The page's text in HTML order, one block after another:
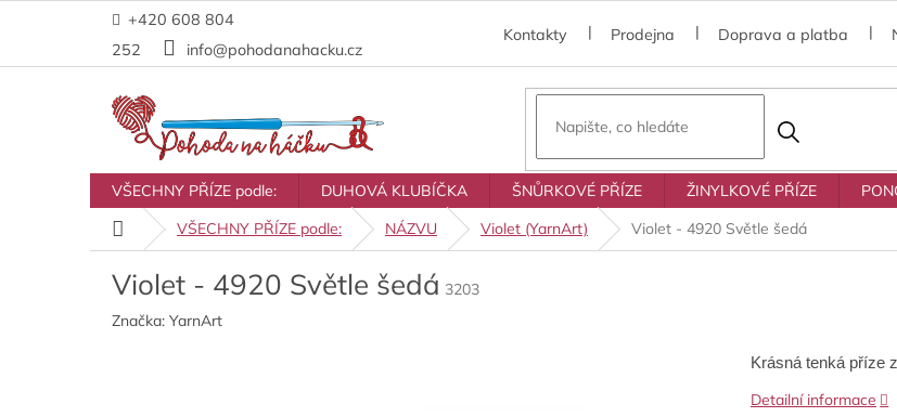
+420 608 804
252
info@pohodanahacku.cz
Kontakty Prodejna Doprava a platba
VŠECHNY PŘÍZE podle: DUHOVÁ KLUBÍČKA ŠNŮRKOVÉ PŘÍZE ŽINYLKOVÉ PŘÍZE
Domů VŠECHNY PŘÍZE podle: NÁZVU Violet (YarnArt) Violet - 4920 Světle šedá
Violet - 4920 Světle šedá 3203
Značka: YarnArt
Krásná tenká příze
Detailní informace